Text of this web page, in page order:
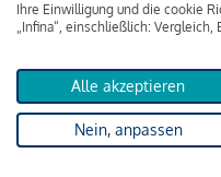
von 237.000 Euro
Darüber hinaus fallen aber
Ihre Einwilligung und die cookie
„Infina“, einschließlich: Vergleich,
Alle akzeptieren
Nein, anpassen